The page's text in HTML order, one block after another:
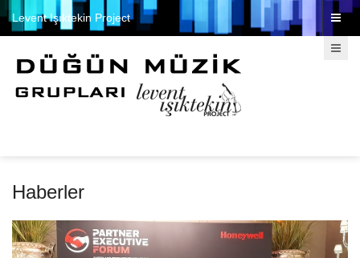
Levent Işıktekin Project
Haberler